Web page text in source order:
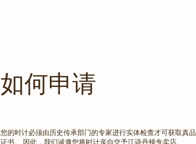
如何申请
您的时计必须由历史传承部门的专家进行实体检查才可获取真品
证书。 因此，我们诚邀您将时计亲自交予江诗丹顿专卖店。